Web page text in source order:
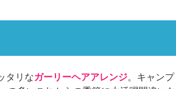
タリなガーリーヘアアレンジ。キャンプ